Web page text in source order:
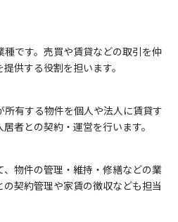
です。売買や賃貸などの取引を仲
供する役割を担います。
有する物件を個人や法人に賃貸す
者との契約・運営を行います。
物件の管理・維持・修繕などの業
契約管理や家賃の徴収なども担当